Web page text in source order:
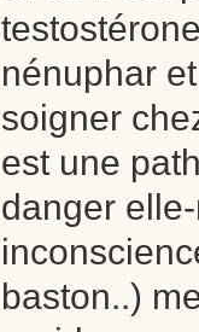
nénuphar
soigner
est une
danger
baston..)